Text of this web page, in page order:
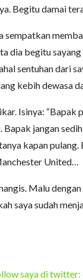
Begitu damai
sempatkan
dia begitu
sentuhan dari
kebih dewasa
Isinya: “Bapak
jangan
kapan pulang.
United…
Malu
saya sudah
saya di twitter: